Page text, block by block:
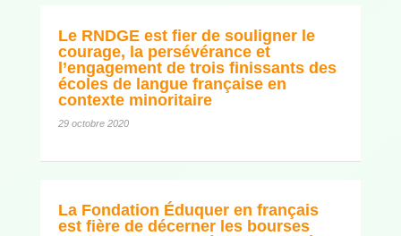
Le RNDGE est fier de souligner le
courage, la persévérance et
l’engagement de trois finissants des
écoles de langue française en
contexte minoritaire
29 octobre 2020
La Fondation Éduquer en français
est fière de décerner les bourses